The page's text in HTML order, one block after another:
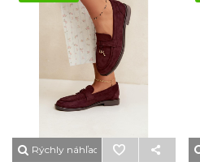
Rýchly náhľad